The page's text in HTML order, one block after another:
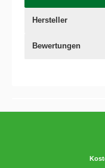
Hersteller
Bewertungen